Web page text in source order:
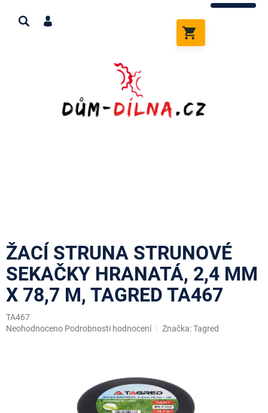
obsah
KOŠÍK
ŽACÍ STRUNA STRUNOVÉ
SEKAČKY HRANATÁ, 2,4 MM
X 78,7 M, TAGRED TA467
TA467
Průměrné
Neohodnoceno Podrobnosti hodnocení Značka:Tagred